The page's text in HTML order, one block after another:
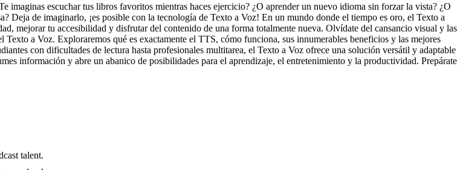
imaginas escuchar tus libros favoritos mientras haces ejercicio? ¿O aprender un nuevo idioma sin forzar la vista? ¿O
Deja de imaginarlo, ¡es posible con la tecnología de Texto a Voz! En un mundo donde el tiempo es oro, el Texto a
mejorar tu accesibilidad y disfrutar del contenido de una forma totalmente nueva. Olvídate del cansancio visual y las
a Voz. Exploraremos qué es exactamente el TTS, cómo funciona, sus innumerables beneficios y las mejores
con dificultades de lectura hasta profesionales multitarea, el Texto a Voz ofrece una solución versátil y adaptable
información y abre un abanico de posibilidades para el aprendizaje, el entretenimiento y la productividad. Prepárate
talent.